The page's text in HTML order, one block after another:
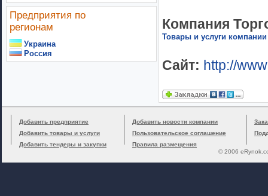
Предприятия по
регионам
Украина
Россия
Компания
Товары и услуги компании
Сайт: http://
Добавить предприятие
Добавить товары и услуги
Добавить тендеры и закупки
Добавить новости компании
Пользовательское соглашение
Правила размещения
© 2006